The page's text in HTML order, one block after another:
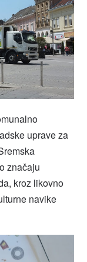
uprave za
značaju
kroz likovno
navike